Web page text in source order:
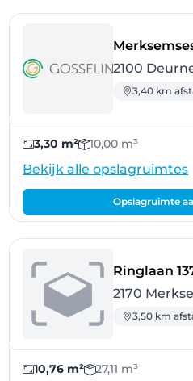
2100
3,40 km
3,30 m² 10,00 m³
Bekijk alle opslagruimtes
Opslagruimte
Ringlaan
2170
3,50 km
10,76 m² 27,11 m³